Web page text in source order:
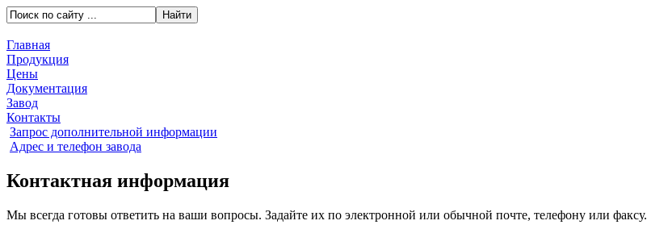
Главная
Продукция
Цены
Документация
Завод
Контакты
Запрос дополнительной информации
Адрес и телефон завода
Контактная информация
Мы всегда готовы ответить на ваши вопросы. Задайте их по электронной или обычной почте, телефону или факсу.